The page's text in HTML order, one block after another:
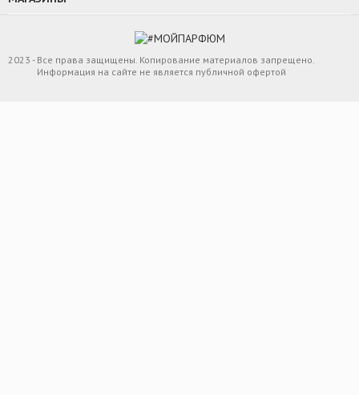
2023 - Все права защищены. Копирование материалов запрещено.
Информация на сайте не является публичной офертой